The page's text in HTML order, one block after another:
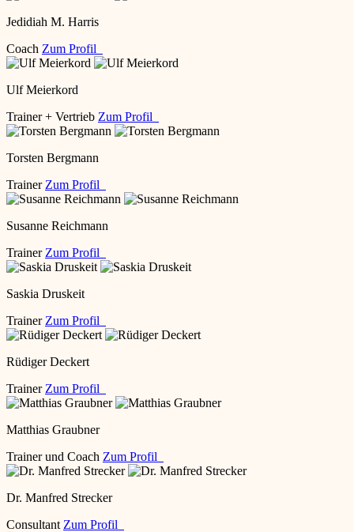
Jedidiah M. Harris
Coach Zum Profil
Ulf Meierkord
Trainer + Vertrieb Zum Profil
Torsten Bergmann
Trainer Zum Profil
Susanne Reichmann
Trainer Zum Profil
Saskia Druskeit
Trainer Zum Profil
Rüdiger Deckert
Trainer Zum Profil
Matthias Graubner
Trainer und Coach Zum Profil
Dr. Manfred Strecker
Consultant Zum Profil